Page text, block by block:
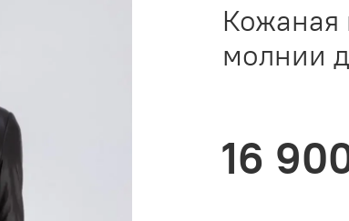
Кожаная
молнии
16